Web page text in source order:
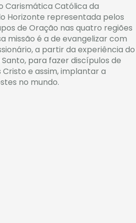
Carismática Católica da
Horizonte representada pelos
de Oração nas quatro regiões
missão é a de evangelizar com
a partir da experiência do
para fazer discípulos de
Cristo e assim, implantar a
no mundo.